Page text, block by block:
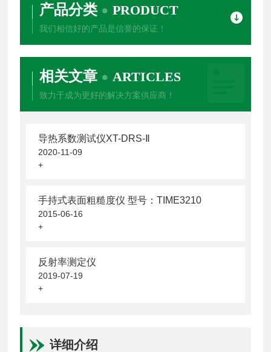
产品分类 PRODUCT
我们相信好的产品是信誉的保证！
相关文章 ARTICLES
致力于成为更好的解决方案供应商！
导热系数测试仪XT-DRS-Ⅱ
2020-11-09
+
手持式表面粗糙度仪 型号：TIME3210
2015-06-16
+
反射率测定仪
2019-07-19
+
详细介绍